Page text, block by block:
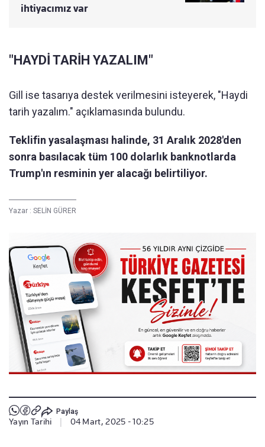
ihtiyacımız var
"HAYDİ TARİH YAZALIM"
Gill ise tasarıya destek verilmesini isteyerek, "Haydi
tarih yazalım." açıklamasında bulundu.
Teklifin yasalaşması halinde, 31 Aralık 2028'den
sonra basılacak tüm 100 dolarlık banknotlarda
Trump'ın resminin yer alacağı belirtiliyor.
Yazar : SELİN GÜRER
Paylaş
Yayın Tarihi 04 Mart, 2025 - 10:25